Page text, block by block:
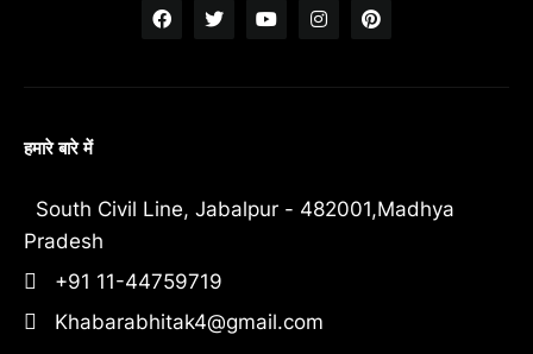
हमारे बारे में
South Civil Line, Jabalpur - 482001,Madhya
Pradesh
+91 11-44759719
Khabarabhitak4@gmail.com